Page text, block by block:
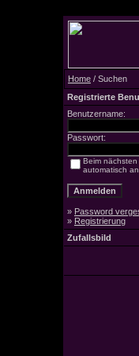
Home / Suchen
Registrierte
Benutzername:
Passwort:
Beim
automatisch
» Password
» Registrierung
Zufallsbild